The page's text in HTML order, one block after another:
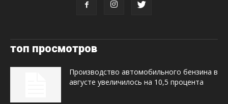
топ просмотров
Производство автомобильного бензина в
августе увеличилось на 10,5 процента